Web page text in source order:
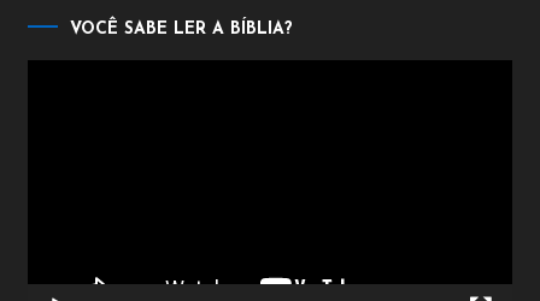
VOCÊ SABE LER A BÍBLIA?